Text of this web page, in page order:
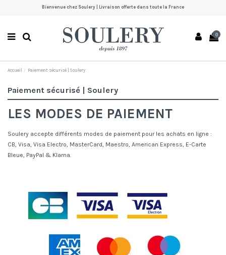
Bienvenue chez Soulery | Livraison offerte dans toute la France
0
Accueil Paiement sécurisé | Soulery
Paiement sécurisé | Soulery
LES MODES DE PAIEMENT
Soulery accepte différents modes de paiement pour les achats en ligne :
CB, Visa, Visa Electro, MasterCard, Maestro, American Express, E-Carte
Bleue, PayPal & Klarna.